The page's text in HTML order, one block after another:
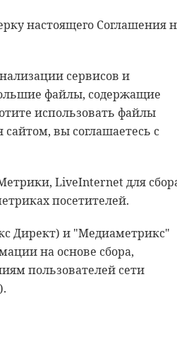
настоящего Соглашения
сервисов и
файлы, содержащие
использовать файлы
вы соглашаетесь с
LiveInternet для
посетителей.
Директ) и "Медиаметрикс"
на основе сбора,
пользователей сети